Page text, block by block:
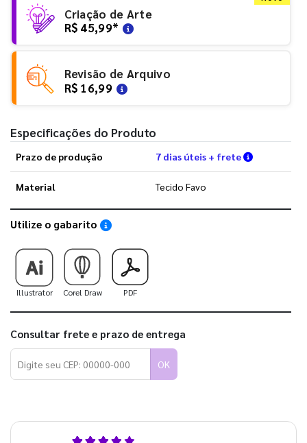
Criação de Arte
R$ 45,99*
Revisão de Arquivo
R$ 16,99
Especificações do Produto
Prazo de produção 7 dias úteis + frete Verifique
Material Tecido Favo
Utilize o gabarito Saiba como utilizar os nossos gabaritos
Illustrator Corel Draw PDF
Consultar frete e prazo de entrega
OK